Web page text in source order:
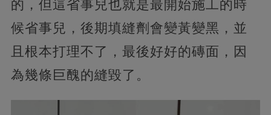
的，但這省事兒也就是最開始施工的時
候省事兒，後期填縫劑會變黃變黑，並
且根本打理不了，最後好好的磚面，因
為幾條巨醜的縫毀了。